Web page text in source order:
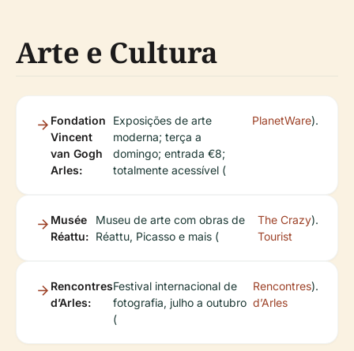
Arte e Cultura
Fondation
Vincent
van Gogh
Arles:
Exposições de arte
moderna; terça a
domingo; entrada €8;
totalmente acessível (
PlanetWare).
Musée
Réattu:
Museu de arte com obras de
Réattu, Picasso e mais (
The Crazy
Tourist
).
Rencontres
d’Arles:
Festival internacional de
fotografia, julho a outubro
(
Rencontres
d’Arles
).